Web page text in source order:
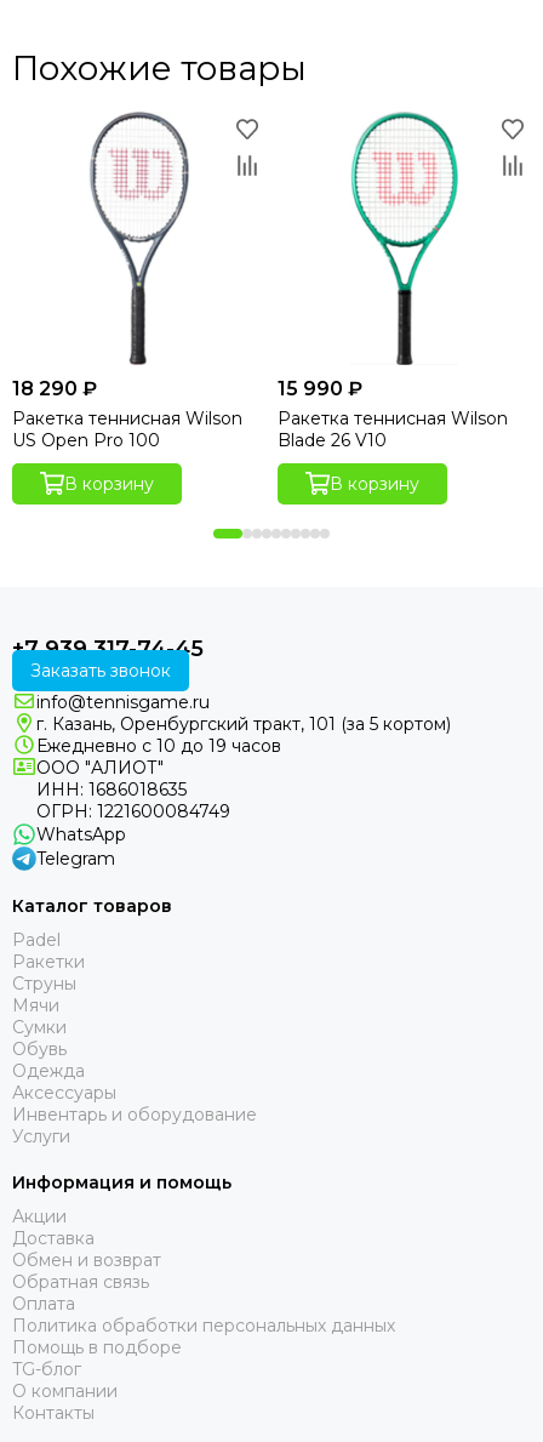
Похожие товары
18 290 ₽
Ракетка теннисная Wilson
US Open Pro 100
В корзину
15 990 ₽
Ракетка теннисная Wilson
Blade 26 V10
В корзину
+7 939 317-74-45
Заказать звонок
info@tennisgame.ru
г. Казань, Оренбургский тракт, 101 (за 5 кортом)
Ежедневно с 10 до 19 часов
ООО "АЛИОТ"
ИНН: 1686018635
ОГРН: 1221600084749
WhatsApp
Telegram
Каталог товаров
Padel
Ракетки
Струны
Мячи
Сумки
Обувь
Одежда
Аксессуары
Инвентарь и оборудование
Услуги
Информация и помощь
Акции
Доставка
Обмен и возврат
Обратная связь
Оплата
Политика обработки персональных данных
Помощь в подборе
TG-блог
О компании
Контакты